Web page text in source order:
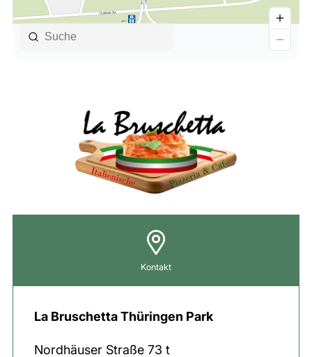
Kontakt
La Bruschetta Thüringen Park
Nordhäuser Straße 73 t